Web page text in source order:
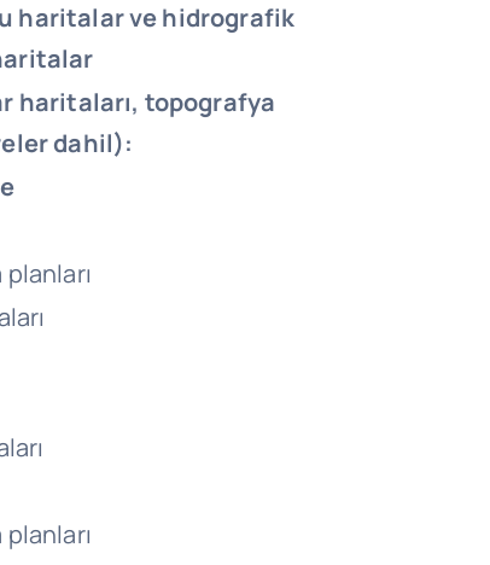
haritalar ve hidrografik
haritaları, topografya
dahil):